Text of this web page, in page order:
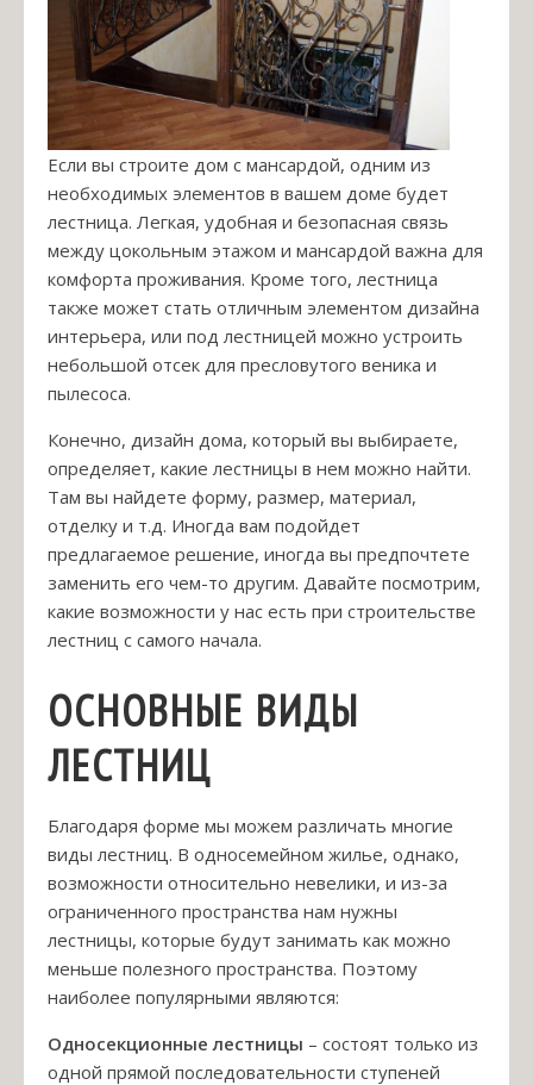
Если вы строите дом с мансардой, одним из
необходимых элементов в вашем доме будет
лестница. Легкая, удобная и безопасная связь
между цокольным этажом и мансардой важна для
комфорта проживания. Кроме того, лестница
также может стать отличным элементом дизайна
интерьера, или под лестницей можно устроить
небольшой отсек для пресловутого веника и
пылесоса.
Конечно, дизайн дома, который вы выбираете,
определяет, какие лестницы в нем можно найти.
Там вы найдете форму, размер, материал,
отделку и т.д. Иногда вам подойдет
предлагаемое решение, иногда вы предпочтете
заменить его чем-то другим. Давайте посмотрим,
какие возможности у нас есть при строительстве
лестниц с самого начала.
ОСНОВНЫЕ ВИДЫ
ЛЕСТНИЦ
Благодаря форме мы можем различать многие
виды лестниц. В односемейном жилье, однако,
возможности относительно невелики, и из-за
ограниченного пространства нам нужны
лестницы, которые будут занимать как можно
меньше полезного пространства. Поэтому
наиболее популярными являются:
Односекционные лестницы – состоят только из
одной прямой последовательности ступеней